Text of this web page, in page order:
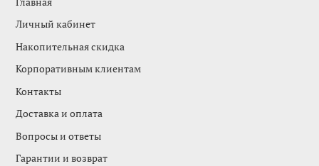
Личный кабинет
Накопительная скидка
Корпоративным клиентам
Контакты
Доставка и оплата
Вопросы и ответы
Гарантии и возврат